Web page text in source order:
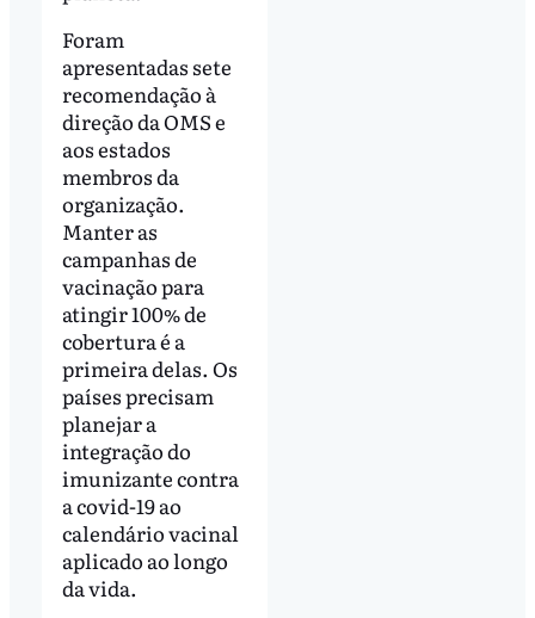
Foram
apresentadas sete
recomendação à
direção da OMS e
aos estados
membros da
organização.
Manter as
campanhas de
vacinação para
atingir 100% de
cobertura é a
primeira delas. Os
países precisam
planejar a
integração do
imunizante contra
a covid-19 ao
calendário vacinal
aplicado ao longo
da vida.